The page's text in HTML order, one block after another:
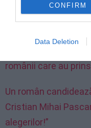
CONFIRM
Data Deletion
țara în care trăim”
Andreea Arnăutu
românii care au
Un român
Cristian Mihai
alegerilor!”